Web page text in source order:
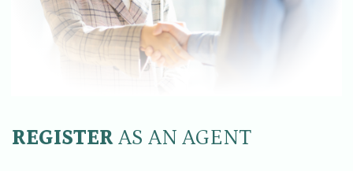
REGISTER AS AN AGENT